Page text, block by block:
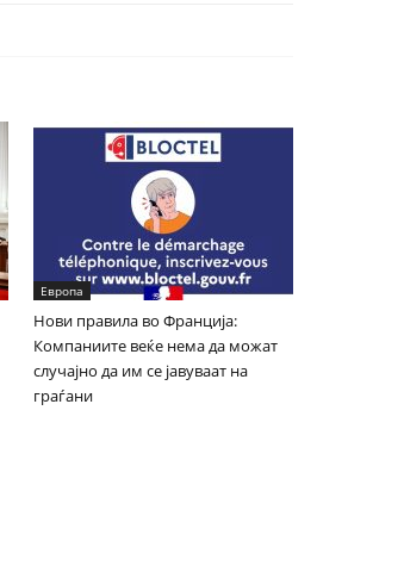
Европа
Нови правила во Франција:
Компаниите веќе нема да можат
случајно да им се јавуваат на
граѓани